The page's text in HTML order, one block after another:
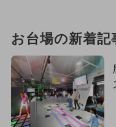
お台場の新着記